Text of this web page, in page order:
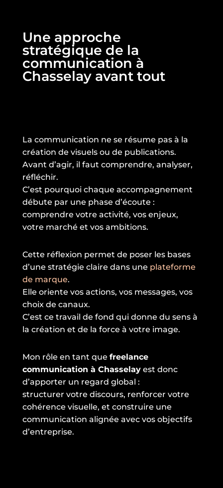
Une approche
stratégique de la
communication à
Chasselay avant tout
La communication ne se résume pas à la
création de visuels ou de publications.
Avant d’agir, il faut comprendre, analyser,
réfléchir.
C’est pourquoi chaque accompagnement
débute par une phase d’écoute :
comprendre votre activité, vos enjeux,
votre marché et vos ambitions.
Cette réflexion permet de poser les bases
d’une stratégie claire dans une plateforme
de marque.
Elle oriente vos actions, vos messages, vos
choix de canaux.
C’est ce travail de fond qui donne du sens à
la création et de la force à votre image.
Mon rôle en tant que freelance
communication à Chasselayest donc
d’apporter un regard global :
structurer votre discours, renforcer votre
cohérence visuelle, et construire une
communication alignée avec vos objectifs
d’entreprise.